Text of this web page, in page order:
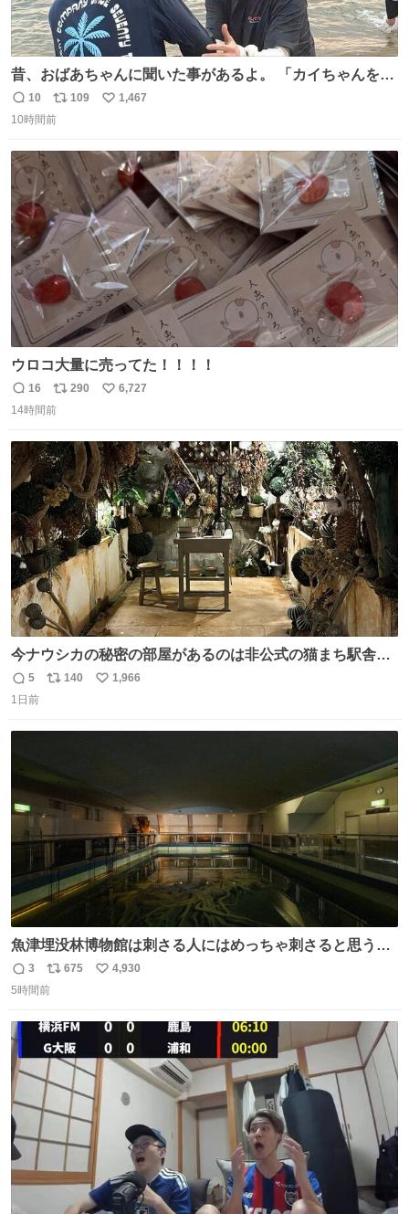
昔、おばあちゃんに聞いた事があるよ。 「カイちゃんをい
じめると、アイツが海から上がって来るぞ。」って。
返
信
10
リ
ポ
ト
数
109
い
数
1,467
10時間前
ウロコ大量に売ってた！！！！
返
信
16
リ
ポ
ト
数
290
い
数
6,727
14時間前
今ナウシカの秘密の部屋があるのは非公式の猫まち駅舎だ
けだもんね。本物が欲しいね
返
信
5
リ
140
い
1,966
1日前
魚津埋没林博物館は刺さる人にはめっちゃ刺さると思う施
設 無人になった時の雰囲気が凄まじかった
返
信
3
リ
ポ
ト
数
675
い
数
4,930
5時間前